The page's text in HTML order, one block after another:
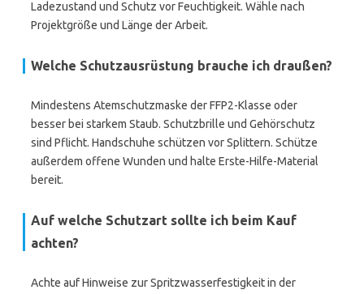
Ladezustand und Schutz vor Feuchtigkeit. Wähle nach
Projektgröße und Länge der Arbeit.
Welche Schutzausrüstung brauche ich draußen?
Mindestens Atemschutzmaske der FFP2-Klasse oder
besser bei starkem Staub. Schutzbrille und Gehörschutz
sind Pflicht. Handschuhe schützen vor Splittern. Schütze
außerdem offene Wunden und halte Erste-Hilfe-Material
bereit.
Auf welche Schutzart sollte ich beim Kauf
achten?
Achte auf Hinweise zur Spritzwasserfestigkeit in der